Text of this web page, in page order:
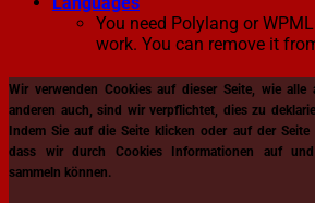
You need Polylang or
work. You can remove it
Wir verwenden Cookies auf dieser Seite, wie alle
anderen auch, sind wir verpflichtet, dies zu
Indem Sie auf die Seite klicken oder auf der
dass wir durch Cookies Informationen auf
sammeln können.